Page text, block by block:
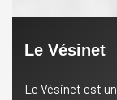
Le Vésinet
Le Vésinet est